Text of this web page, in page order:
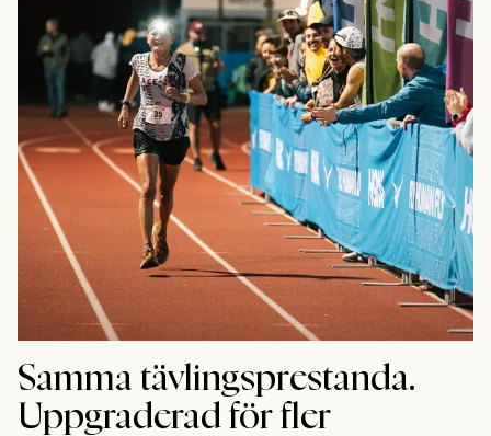
Samma tävlingsprestanda.
Uppgraderad för fler